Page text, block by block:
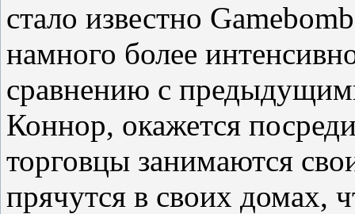
стало известно
намного более
сравнению с
Коннор, окажется
торговцы занимаются
прячутся в своих домах,